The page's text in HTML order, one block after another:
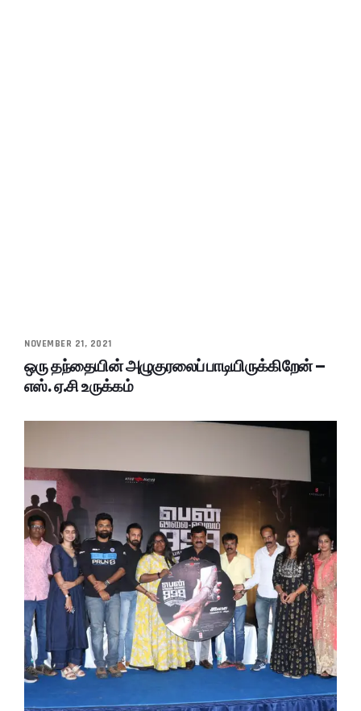
NOVEMBER 21, 2021
ஒரு தந்தையின் அழுகுரலைப் பாடியிருக்கிறேன் –
எஸ். ஏ.சி உருக்கம்